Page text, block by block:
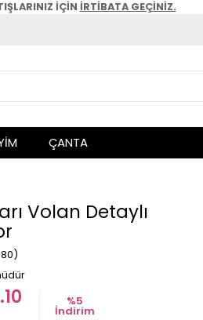
İÇİN İRTİBATA GEÇİNİZ.
ÇANTA
Volan Detaylı
%5
İndirim